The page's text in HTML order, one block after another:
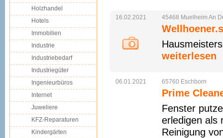
16.02.2021 45468 Muelheim An
weiterlesen
06.01.2021 65760 Eschborn
Prime
Fenster
erledigen als
Reinigung
Holzhandel
Hotels
Immobilien
Industrie
Industriebedarf
Industriegüter
Ingenieurbüros
Internet
Juweliere
KFZ-Reparaturen
Kindergärten